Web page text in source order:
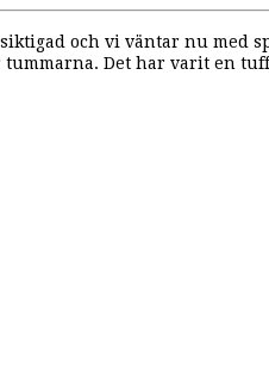
och vi väntar nu med
tummarna. Det har varit en